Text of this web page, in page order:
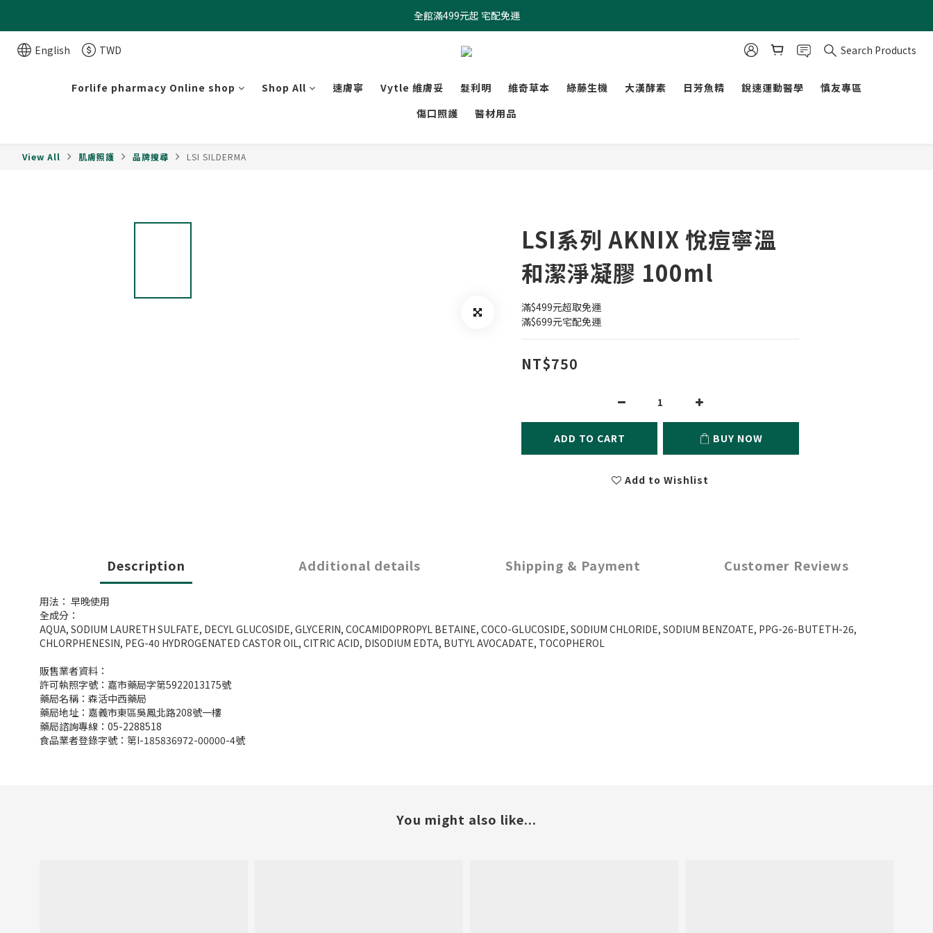
全館滿499元起 宅配免運
全館滿499元起 宅配免運
加入會員 $100元購物金現領現折
English TWD Search Products
Forlife pharmacy Online shop Shop All 速膚寧 Vytle 維膚妥 髮利明 維奇草本 綠藤生機 大漢酵素 日芳魚精 銳速運動醫學
慎友專區
傷口照護
醫材用品
View All 肌膚照護 品牌搜尋 LSI SILDERMA
LSI系列 AKNIX 悅痘寧溫
和潔淨凝膠 100ml
滿$499元超取免運
滿$699元宅配免運
NT$750
ADD TO CART BUY NOW
Add to Wishlist
Description Additional details Shipping & Payment Customer Reviews
用法： 早晚使用
全成分：
AQUA, SODIUM LAURETH SULFATE, DECYL GLUCOSIDE, GLYCERIN, COCAMIDOPROPYL BETAINE, COCO-GLUCOSIDE, SODIUM CHLORIDE, SODIUM BENZOATE, PPG-26-BUTETH-26,
CHLORPHENESIN, PEG-40 HYDROGENATED CASTOR OIL, CITRIC ACID, DISODIUM EDTA, BUTYL AVOCADATE, TOCOPHEROL
販售業者資料：
許可執照字號：嘉市藥局字第5922013175號
藥局名稱：森活中西藥局
藥局地址：嘉義市東區吳鳳北路208號一樓
藥局諮詢專線：05-2288518
食品業者登錄字號：第I-185836972-00000-4號
You might also like...